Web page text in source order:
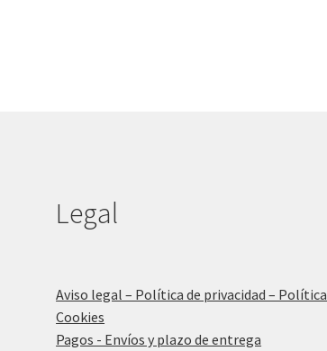
Legal
Aviso legal – Política de privacidad –
Cookies
Pagos - Envíos y plazo de entrega